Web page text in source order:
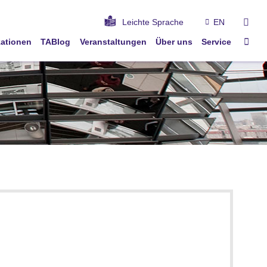
Leichte Sprache EN
TABlog Veranstaltungen Über uns Service